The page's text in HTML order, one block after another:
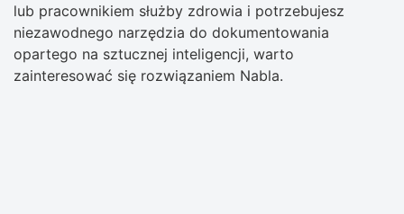
lub pracownikiem służby zdrowia i potrzebujesz
niezawodnego narzędzia do dokumentowania
opartego na sztucznej inteligencji, warto
zainteresować się rozwiązaniem Nabla.